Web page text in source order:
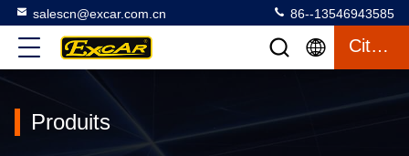
salescn@excar.com.cn 86--13546943585
Citation
Produits